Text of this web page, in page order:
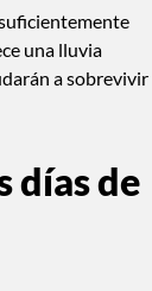
una lluvia
a sobrevivir
días de